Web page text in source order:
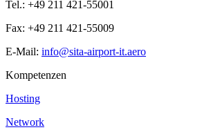
Tel.: +49 211 421-55001
Fax: +49 211 421-55009
E-Mail: info@sita-airport-it.aero
Kompetenzen
Hosting
Network